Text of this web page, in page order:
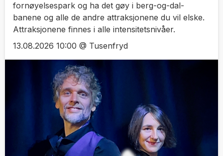
fornøyelsespark og ha det gøy i berg-og-dal-
banene og alle de andre attraksjonene du vil elske.
Attraksjonene finnes i alle intensitetsnivåer.
13.08.2026 10:00 @ Tusenfryd